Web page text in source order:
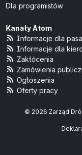
Dla programistów
Kanały Atom
Informacje dla
Informacje dla
Zakłócenia
Zamówienia
Ogłoszenia
Oferty pracy
© 2026 Zarząd